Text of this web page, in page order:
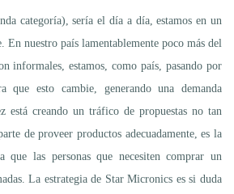
categoría), sería el día a día, estamos en un
En nuestro país lamentablemente poco más del
informales, estamos, como país, pasando por
que esto cambie, generando una demanda
está creando un tráfico de propuestas no tan
de proveer productos adecuadamente, es la
que las personas que necesiten comprar un
La estrategia de Star Micronics es si duda